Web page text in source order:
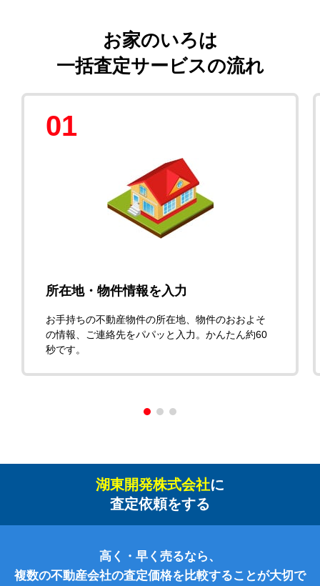
お家のいろは
一括査定サービスの流れ
01
所在地・物件情報を入力
お手持ちの不動産物件の所在地、物件のおおよそ
の情報、ご連絡先をパパッと入力。かんたん約60
秒です。
湖東開発株式会社に
査定依頼をする
高く・早く売るなら、
複数の不動産会社の査定価格を比較することが大切で